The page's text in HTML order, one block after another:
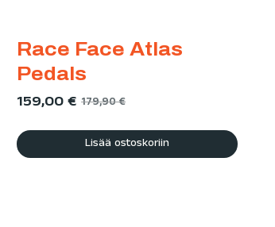
Race Face Atlas
Pedals
159,00€ 179,90€
Lisää ostoskoriin